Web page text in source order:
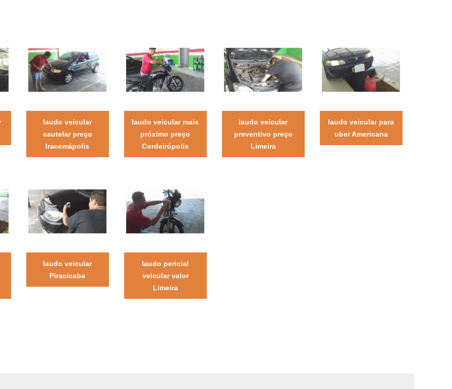
laudo veicular
cautelar preço
Iracemápolis
laudo veicular mais
próximo preço
Cordeirópolis
laudo veicular
preventivo preço
Limeira
laudo veicular para
uber Americana
laudo veicular
Piracicaba
laudo pericial
veicular valor
Limeira